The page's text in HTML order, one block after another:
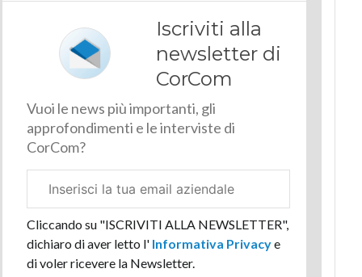
Iscriviti alla
newsletter di
CorCom
Vuoi le news più importanti, gli
approfondimenti e le interviste di
CorCom?
aziendale
Cliccando su "ISCRIVITI ALLA NEWSLETTER",
dichiaro di aver letto l'Informativa Privacye
di voler ricevere la Newsletter.